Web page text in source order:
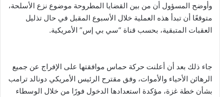
وأوضح المسؤول أن من بين القضايا المطروحة موضوع نزع الأسلحة،
متوقعًا أن تبدأ هذه العملية خلال الأسبوع المقبل في حال تذليل
العقبات المتبقية، بحسب قناة “سي بي إس” الأمريكية.
جاء ذلك بعد أن أعلنت حركة حماس موافقتها على الإفراج عن جميع
الرهائن الأحياء والأموات، وفق مقترح الرئيس الأمريكي دونالد ترامب
بشأن خطة غزة، مؤكدة استعدادها الدخول فورًا من خلال الوسطاء